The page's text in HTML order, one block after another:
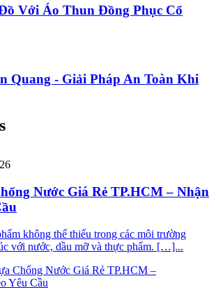
Với Áo Thun Đồng Phục Cổ
Quang - Giải Pháp An Toàn Khi
Nước Giá Rẻ TP.HCM – Nhận
không thể thiếu trong các môi trường
với nước, dầu mỡ và thực phẩm. […]...